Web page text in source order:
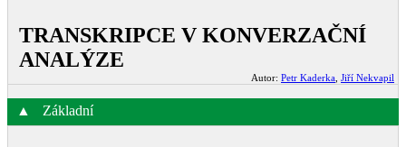
TRANSKRIPCE V KONVERZAČNÍ
ANALÝZE
Autor: Petr Kaderka Jiří Nekvapil
▲ Základní